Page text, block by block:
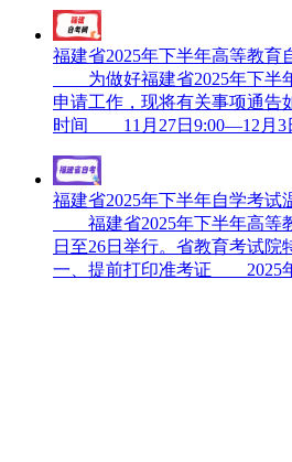
福建省2025年下半年高等教育
为做好福建省2025年下半
申请工作，现将有关事项通
时间 11月27日9:00—12月3
福建省2025年下半年自学考试
福建省2025年下半年高等
日至26日举行。省教育考试
一、提前打印准考证 2025